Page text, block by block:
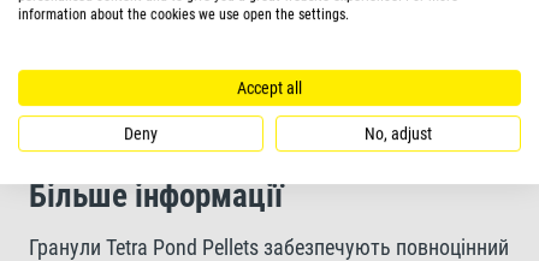
Більше інформації
Гранули Tetra Pond Pellets забезпечують повноцінний
information about the cookies we use open the settings.
Accept all
Deny No, adjust